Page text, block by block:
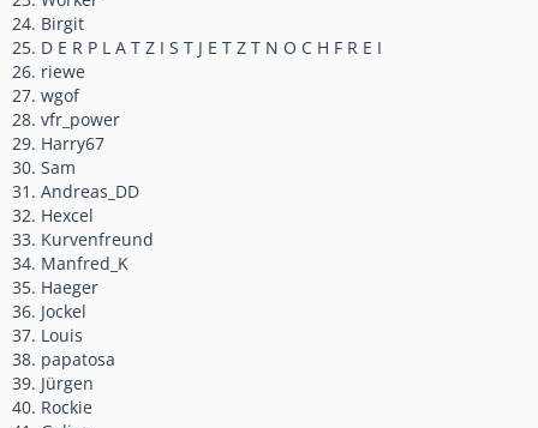
24. Birgit
25. D E R P L A T Z I S T J E T Z T N O C H F R E I
26. riewe
27. wgof
28. vfr_power
29. Harry67
30. Sam
31. Andreas_DD
32. Hexcel
33. Kurvenfreund
34. Manfred_K
35. Haeger
36. Jockel
37. Louis
38. papatosa
39. Jürgen
40. Rockie